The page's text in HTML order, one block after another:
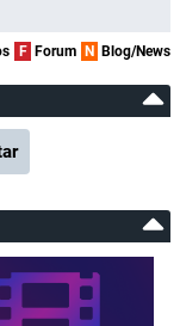
F Forum N Blog/News